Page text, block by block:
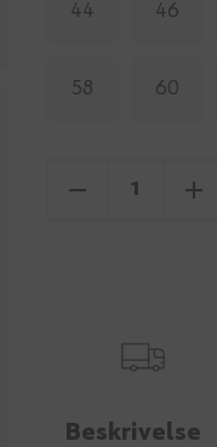
44 46
58 60
Beskrivelse